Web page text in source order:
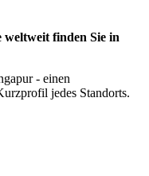
finden Sie in
- einen
jedes Standorts.